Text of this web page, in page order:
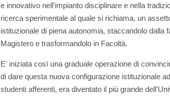
e innovativo nell'impianto disciplinare e nella
ricerca sperimentale al quale si richiama, un
istituzionale di piena autonomia, staccandolo dalla
Magistero e trasformandolo in Facoltà.
E' iniziata così una graduale operazione di
di dare questa nuova configurazione istituzionale
studenti afferenti, era diventato il più grande